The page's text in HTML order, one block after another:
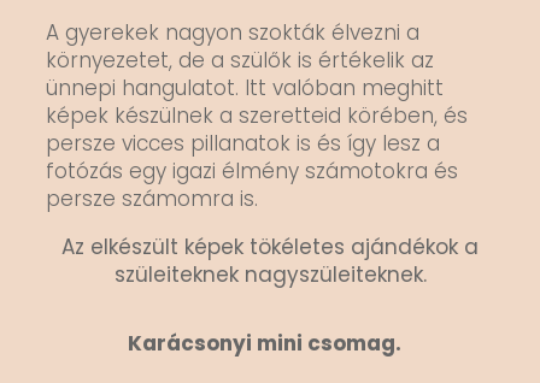
A gyerekek nagyon szokták élvezni a
környezetet, de a szülők is értékelik az
ünnepi hangulatot. Itt valóban meghitt
képek készülnek a szeretteid körében, és
persze vicces pillanatok is és így lesz a
fotózás egy igazi élmény számotokra és
persze számomra is.
Az elkészült képek tökéletes ajándékok a
szüleiteknek nagyszüleiteknek.
Karácsonyi mini csomag.